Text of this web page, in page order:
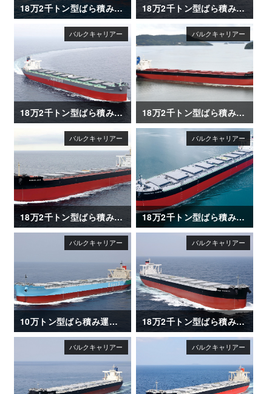
18万2千トン型ばら積み運搬船「GINA OLDENDORFF」 18万2千トン型ばら積み運搬船「OCEAN LEADER」
18万2千トン型ばら積み運搬船「ALICE OLDENDORFF」 18万2千トン型ばら積み運搬船「CAPE CORMORANT」
18万2千トン型ばら積み運搬船「OCEAN ASIA」 18万2千トン型ばら積み運搬船「FRONTIER JASMINE」
10万トン型ばら積み運搬船「ENERGIA AZALEA」 18万2千トン型ばら積み運搬船「FIRST ETERNITY」